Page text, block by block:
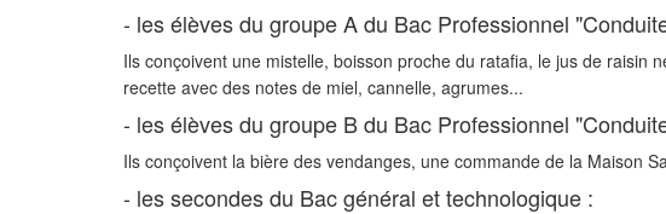
- les élèves du groupe A du Bac Professionnel
Ils conçoivent une mistelle, boisson proche du ratafia, le jus de
recette avec des notes de miel, cannelle, agrumes...
- les élèves du groupe B du Bac Professionnel
Ils conçoivent la bière des vendanges, une commande de la Maison
- les secondes du Bac général et technologique :